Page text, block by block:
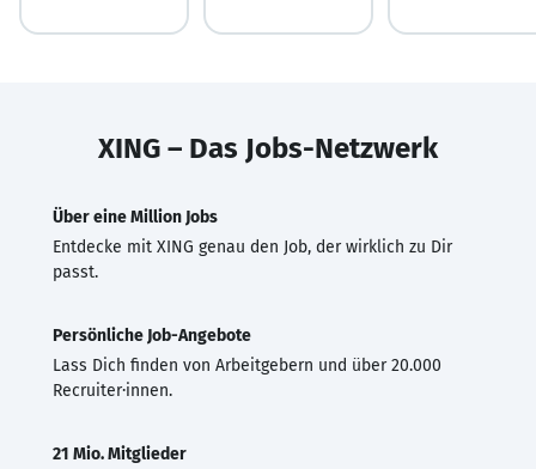
XING – Das Jobs-Netzwerk
Über eine Million Jobs
Entdecke mit XING genau den Job, der wirklich zu Dir
passt.
Persönliche Job-Angebote
Lass Dich finden von Arbeitgebern und über 20.000
Recruiter·innen.
21 Mio. Mitglieder